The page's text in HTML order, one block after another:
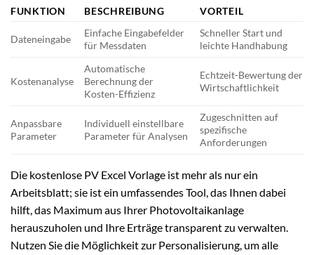
FUNKTION BESCHREIBUNG VORTEIL
Dateneingabe
Einfache Eingabefelder
für Messdaten
Schneller Start und
leichte Handhabung
Kostenanalyse
Automatische
Berechnung der
Kosten-Effizienz
Echtzeit-Bewertung der
Wirtschaftlichkeit
Anpassbare
Parameter
Individuell einstellbare
Parameter für Analysen
Zugeschnitten auf
spezifische
Anforderungen
Die kostenlose PV Excel Vorlage ist mehr als nur ein
Arbeitsblatt; sie ist ein umfassendes Tool, das Ihnen dabei
hilft, das Maximum aus Ihrer Photovoltaikanlage
herauszuholen und Ihre Erträge transparent zu verwalten.
Nutzen Sie die Möglichkeit zur Personalisierung, um alle